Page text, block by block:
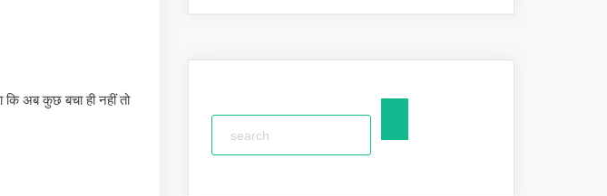
कि अब कुछ बचा ही नहीं तो